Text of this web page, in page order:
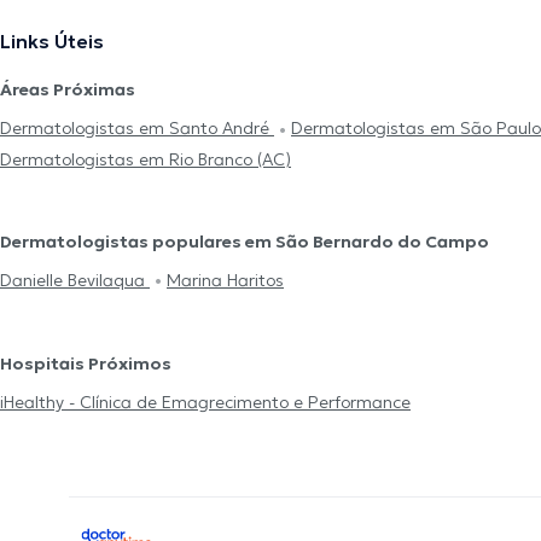
Links Úteis
Áreas Próximas
Dermatologistas em Santo André
Dermatologistas em São
Dermatologistas em Rio Branco (AC)
Dermatologistas populares em São Bernardo do Campo
Danielle Bevilaqua
Marina Haritos
Hospitais Próximos
iHealthy - Clínica de Emagrecimento e Performance